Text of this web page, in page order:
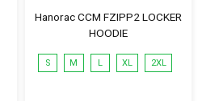
Hanorac CCM FZIPP2 LOCKER
HOODIE
S M L XL 2XL